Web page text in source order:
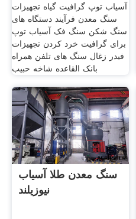
آسیاب توپ گرافیت گیاه تجهیزات
سنگ معدن فرآیند دستگاه های
سنگ شکن سنگ فک آسیاب توپ
برای گرافیت خرد کردن تجهیزات
فیدر زغال سنگ های تلفن همراه
بانک القاعده شاخه حبیب
سنگ معدن طلا آسیاب
نیوزیلند